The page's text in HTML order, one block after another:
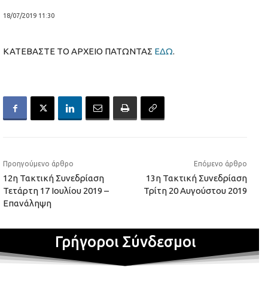
18/07/2019 11:30
ΚΑΤΕΒΑΣΤΕ ΤΟ ΑΡΧΕΙΟ ΠΑΤΩΝΤΑΣ ΕΔΩ.
Προηγούμενο άρθρο
12η Τακτική Συνεδρίαση
Τετάρτη 17 Ιουλίου 2019 –
Επανάληψη
Επόμενο άρθρο
13η Τακτική Συνεδρίαση
Τρίτη 20 Αυγούστου 2019
Γρήγοροι Σύνδεσμοι